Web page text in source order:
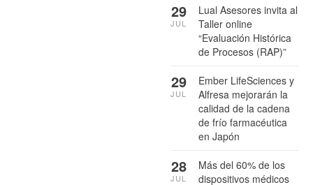
Lual Asesores invita al
Taller online
“Evaluación Histórica
de Procesos (RAP)”
29
JUL
Ember LifeSciences y
Alfresa mejorarán la
calidad de la cadena
de frío farmacéutica
en Japón
29
JUL
Más del 60% de los
dispositivos médicos
28
JUL